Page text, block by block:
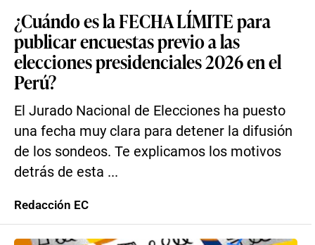
¿Cuándo es la FECHA LÍMITE para
publicar encuestas previo a las
elecciones presidenciales 2026 en el
Perú?
El Jurado Nacional de Elecciones ha puesto
una fecha muy clara para detener la difusión
de los sondeos. Te explicamos los motivos
detrás de esta ...
Redacción EC